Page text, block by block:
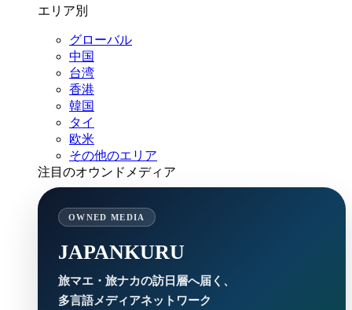
エリア別
グローバル
中国
台湾
香港
韓国
タイ
欧米
その他のエリア
注目のオウンドメディア
OWNED MEDIA
JAPANKURU
旅マエ・旅ナカの訪日層へ届く、
多言語メディアネットワーク